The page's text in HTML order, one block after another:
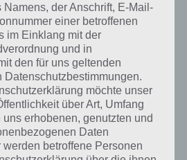
zur Lösung Rund
der Anschrift, E-Mail-
einer betroffenen
im Einklang mit der
und in
den für uns geltenden
Datenschutzbestimmungen.
möchte unser
über Art, Umfang
erhobenen, genutzten und
Daten
betroffene Personen